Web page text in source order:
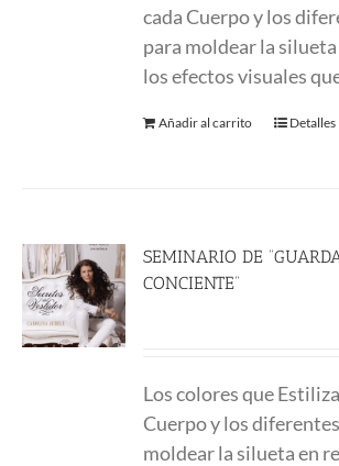
cada Cuerpo y los
para moldear la
los efectos visuales
Añadir al carrito Detalles
SEMINARIO DE
CONCIENTE”
Los colores que
Cuerpo y los
moldear la silueta en